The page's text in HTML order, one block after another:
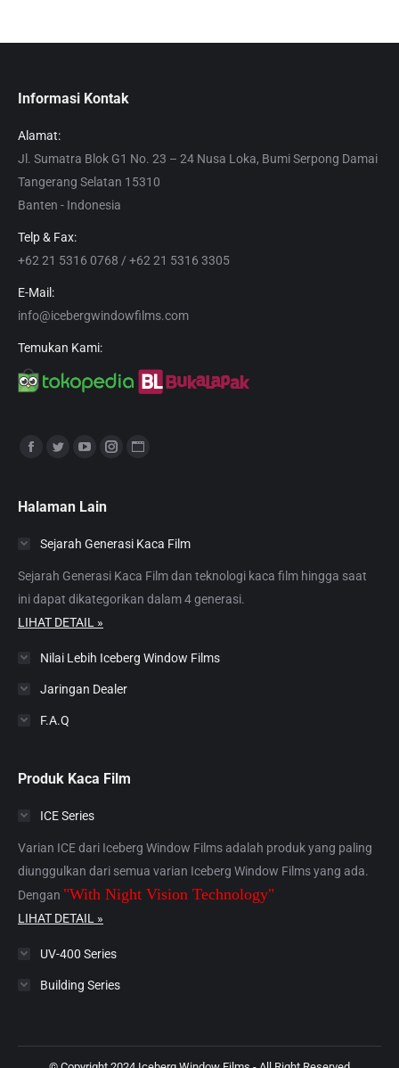
Informasi Kontak
Alamat:
Jl. Sumatra Blok G1 No. 23 – 24 Nusa Loka, Bumi Serpong Damai
Tangerang Selatan 15310
Banten - Indonesia
Telp & Fax:
+62 21 5316 0768 / +62 21 5316 3305
E-Mail:
info@icebergwindowfilms.com
Temukan Kami:
Find us on:
opens
new
window
opens
new
window
YouTube
opens
new
window
Instagram
new
window
new
window
Halaman Lain
Sejarah Generasi Kaca Film
Sejarah Generasi Kaca Film dan teknologi kaca film hingga saat
ini dapat dikategorikan dalam 4 generasi.
LIHAT DETAIL »
Nilai Lebih Iceberg Window Films
Jaringan Dealer
F.A.Q
Produk Kaca Film
ICE Series
Varian ICE dari Iceberg Window Films adalah produk yang paling
diunggulkan dari semua varian Iceberg Window Films yang ada.
Dengan "With Night Vision Technology"
LIHAT DETAIL »
UV-400 Series
Building Series